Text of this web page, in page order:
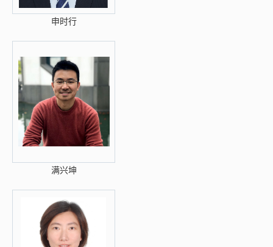
申时行
满兴坤